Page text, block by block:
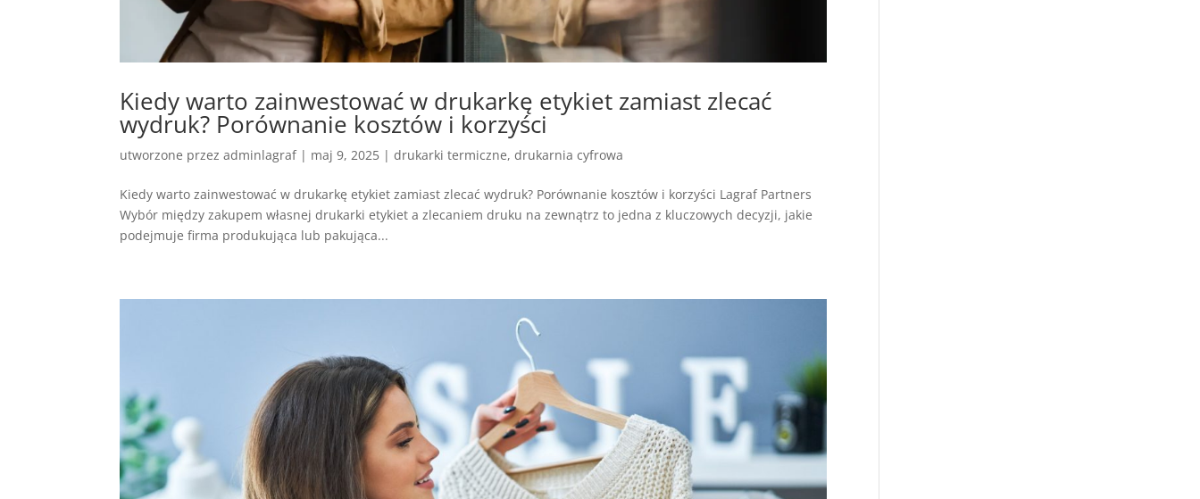
Kiedy warto zainwestować w drukarkę etykiet zamiast zlecać
wydruk? Porównanie kosztów i korzyści
utworzone przezadminlagraf| maj 9, 2025 |drukarki termiczne,drukarnia cyfrowa
Kiedy warto zainwestować w drukarkę etykiet zamiast zlecać wydruk? Porównanie kosztów i korzyści Lagraf Partners
Wybór między zakupem własnej drukarki etykiet a zlecaniem druku na zewnątrz to jedna z kluczowych decyzji, jakie
podejmuje firma produkująca lub pakująca...